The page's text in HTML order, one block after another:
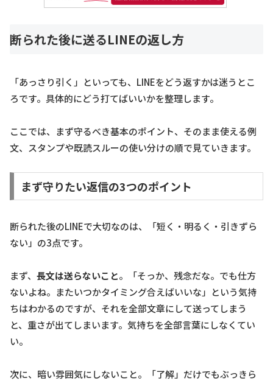
断られた後に送るLINEの返し方
「あっさり引く」といっても、LINEをどう返すかは迷うとこ
ろです。具体的にどう打てばいいかを整理します。
ここでは、まず守るべき基本のポイント、そのまま使える例
文、スタンプや既読スルーの使い分けの順で見ていきます。
まず守りたい返信の3つのポイント
断られた後のLINEで大切なのは、「短く・明るく・引きずら
ない」の3点です。
まず、 長文は送らないこと。「そっか、残念だな。でも仕方
ないよね。またいつかタイミング合えばいいな」という気持
ちはわかるのですが、それを全部文章にして送ってしまう
と、重さが出てしまいます。気持ちを全部言葉にしなくてい
い。
次に、暗い雰囲気にしないこと。「了解」だけでもぶっきら